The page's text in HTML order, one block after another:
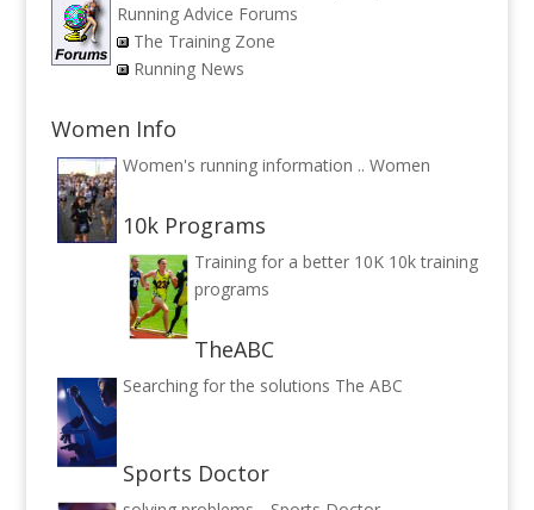
Running Advice Forums
The Training Zone
Running News
Women Info
Women's running information .. Women
10k Programs
Training for a better 10K 10k training
programs
TheABC
Searching for the solutions The ABC
Sports Doctor